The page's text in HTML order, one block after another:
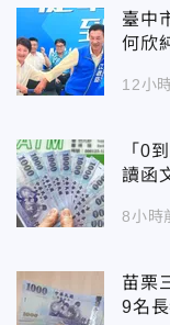
臺中
何欣
12小
「0
讀函
8小時
苗栗
9名